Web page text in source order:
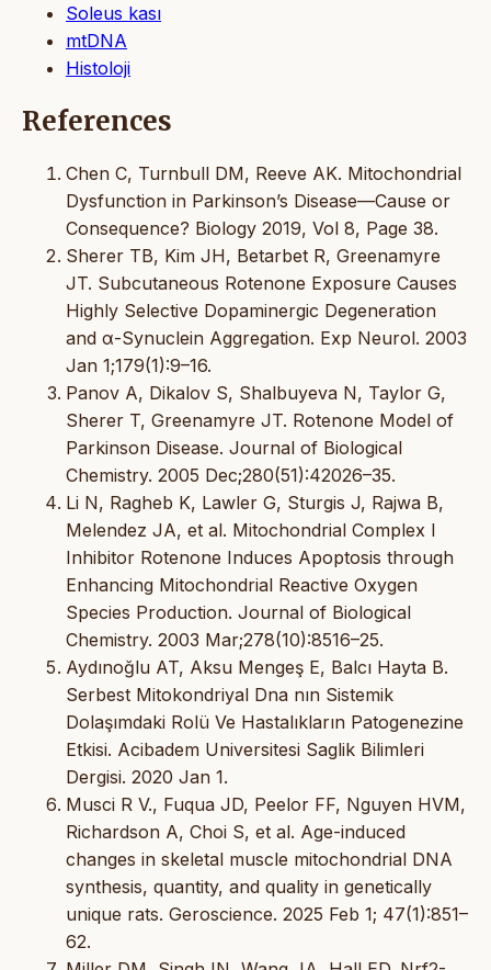
Soleus kası
mtDNA
Histoloji
References
Chen C, Turnbull DM, Reeve AK. Mitochondrial
Dysfunction in Parkinson’s Disease—Cause or
Consequence? Biology 2019, Vol 8, Page 38.
Sherer TB, Kim JH, Betarbet R, Greenamyre
JT. Subcutaneous Rotenone Exposure Causes
Highly Selective Dopaminergic Degeneration
and α-Synuclein Aggregation. Exp Neurol. 2003
Jan 1;179(1):9–16.
Panov A, Dikalov S, Shalbuyeva N, Taylor G,
Sherer T, Greenamyre JT. Rotenone Model of
Parkinson Disease. Journal of Biological
Chemistry. 2005 Dec;280(51):42026–35.
Li N, Ragheb K, Lawler G, Sturgis J, Rajwa B,
Melendez JA, et al. Mitochondrial Complex I
Inhibitor Rotenone Induces Apoptosis through
Enhancing Mitochondrial Reactive Oxygen
Species Production. Journal of Biological
Chemistry. 2003 Mar;278(10):8516–25.
Aydınoğlu AT, Aksu Mengeş E, Balcı Hayta B.
Serbest Mitokondriyal Dna nın Sistemik
Dolaşımdaki Rolü Ve Hastalıkların Patogenezine
Etkisi. Acibadem Universitesi Saglik Bilimleri
Dergisi. 2020 Jan 1.
Musci R V., Fuqua JD, Peelor FF, Nguyen HVM,
Richardson A, Choi S, et al. Age-induced
changes in skeletal muscle mitochondrial DNA
synthesis, quantity, and quality in genetically
unique rats. Geroscience. 2025 Feb 1; 47(1):851–
62.